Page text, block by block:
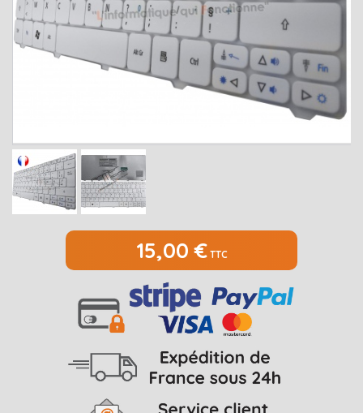
MEDION 2
Open submenu
MSI 1
Open submenu
Open submenu
SAMSUNG
SONY
15,00 €TTC